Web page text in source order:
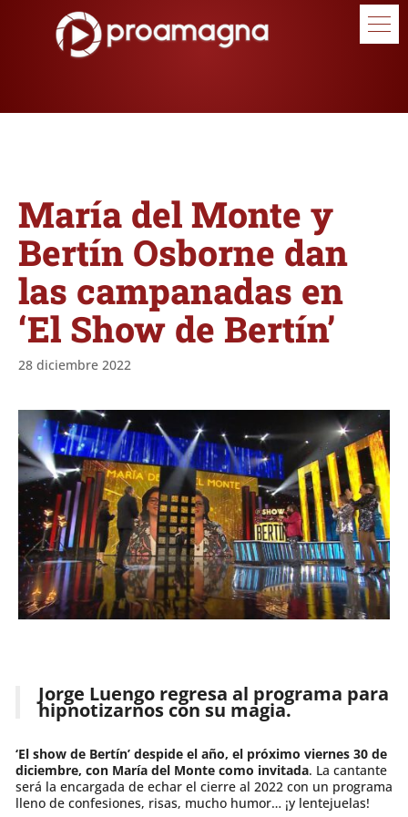
María del Monte y
Bertín Osborne dan
las campanadas en
‘El Show de Bertín’
28 diciembre 2022
Jorge Luengo regresa al programa para
hipnotizarnos con su magia.
‘El show de Bertín’ despide el año, el próximo viernes 30 de
diciembre, con María del Monte como invitada. La cantante
será la encargada de echar el cierre al 2022 con un programa
lleno de confesiones, risas, mucho humor… ¡y lentejuelas!